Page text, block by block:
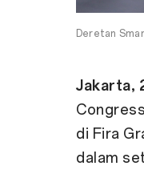
Deretan
Jakarta,
di Fira
dalam